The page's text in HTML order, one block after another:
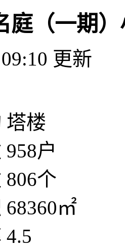
庭（一期
更新
塔楼
958户
806个
68360㎡
4.5